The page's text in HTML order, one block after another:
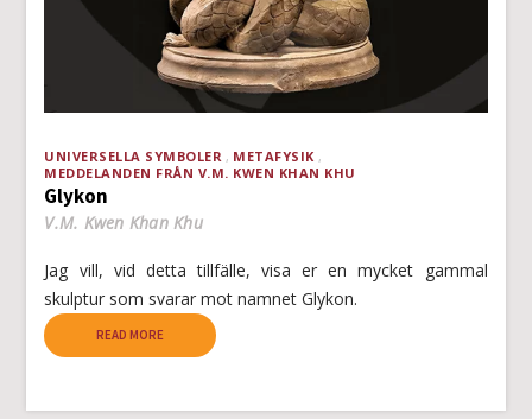
UNIVERSELLA SYMBOLER
METAFYSIK
MEDDELANDEN FRÅN V.M. KWEN KHAN KHU
Glykon
V.M. Kwen Khan Khu
Jag vill, vid detta tillfälle, visa er en mycket gammal
skulptur som svarar mot namnet Glykon.
READ MORE